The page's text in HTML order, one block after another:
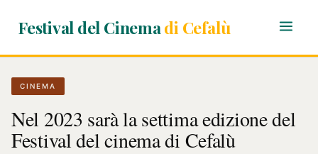
Festival del Cinemadi Cefalù
CINEMA
Nel 2023 sarà la settima edizione del
Festival del cinema di Cefalù